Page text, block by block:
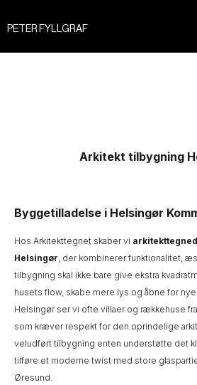
PETER FYLLGRAF
Arkitekt tilbygning
Byggetilladelse i Helsingør
Hos Arkitekttegnet skaber vi
Helsingør, der kombinerer funktionalitet,
tilbygning skal ikke bare give ekstra
husets flow, skabe mere lys og åbne for
Helsingør ser vi ofte villaer og rækkehuse
som kræver respekt for den oprindelige
veludført tilbygning enten understøtte det
tilføre et moderne twist med store
Øresund.